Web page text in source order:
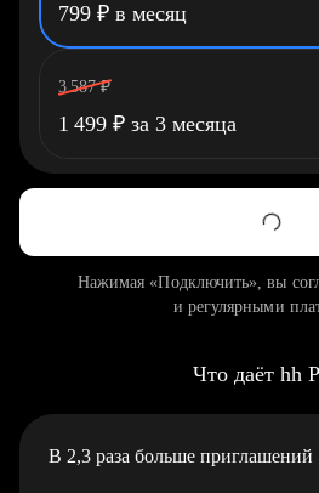
799 ₽ в месяц
3 587 ₽
1 499 ₽ за 3 месяца
Нажимая «Подключить», вы
и регулярными
Что даёт hh
В 2,3 раза больше приглашений